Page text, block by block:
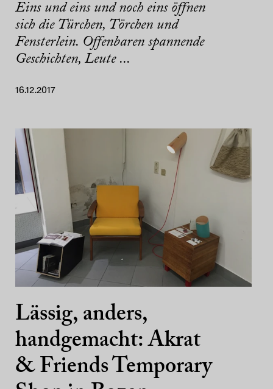
Eins und eins und noch eins öffnen
sich die Türchen, Törchen und
Fensterlein. Offenbaren spannende
Geschichten, Leute ...
16.12.2017
Lässig, anders,
handgemacht: Akrat
& Friends Temporary